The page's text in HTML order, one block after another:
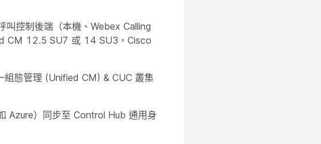
控制後端（本機、Webex Calling
CM 12.5 SU7 或 14 SU3，Cisco
組態管理 (Unified CM) & CUC 叢集
Azure）同步至 Control Hub 通用身